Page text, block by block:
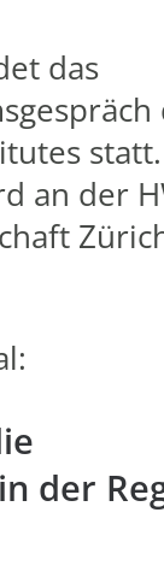
das
an der
der